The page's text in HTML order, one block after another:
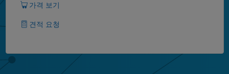
가격 보기
견적 요청